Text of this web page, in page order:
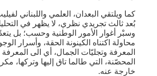
كما ويلتقي البعدان، العلمي واللبناني
بُعد ثالث تجريدي نظري، لا يظهر في
وسبْر أغوار الأمور الوطنية وحسب؛ بل
محاولة اكتناه الكينونة الحقة، وأسرار
المعرفة وتجليّات الجمال، أي الى المعرفة
المحصّنة، التي طالما تاق إليها وتركها،
خارجة عنه.